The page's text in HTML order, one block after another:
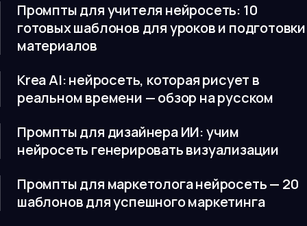
Промпты для учителя нейросеть: 10
готовых шаблонов для уроков и подготовки
материалов
Krea AI: нейросеть, которая рисует в
реальном времени — обзор на русском
Промпты для дизайнера ИИ: учим
нейросеть генерировать визуализации
Промпты для маркетолога нейросеть — 20
шаблонов для успешного маркетинга